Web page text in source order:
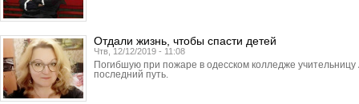
Отдали жизнь, чтобы спасти детей
Чтв, 12/12/2019 - 11:08
Погибшую при пожаре в одесском колледже
последний путь.